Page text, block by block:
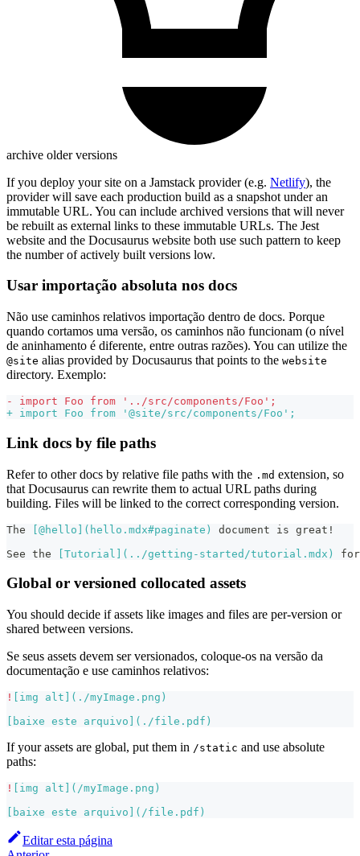
archive older versions
If you deploy your site on a Jamstack provider (e.g. Netlify), the
provider will save each production build as a snapshot under an
immutable URL. You can include archived versions that will never
be rebuilt as external links to these immutable URLs. The Jest
website and the Docusaurus website both use such pattern to keep
the number of actively built versions low.
Usar importação absoluta nos docs
Não use caminhos relativos importação dentro de docs. Porque
quando cortamos uma versão, os caminhos não funcionam (o nível
de aninhamento é diferente, entre outras razões). You can utilize the
@site alias provided by Docusaurus that points to the website
directory. Exemplo:
-
import Foo from '../src/components/Foo';
+ import Foo from '@site/src/components/Foo';
Link docs by file paths
Refer to other docs by relative file paths with the .md extension, so
that Docusaurus can rewrite them to actual URL paths during
building. Files will be linked to the correct corresponding version.
The [@hello ]( hello.mdx#paginate )
document is great!
See the
[Tutorial ]( ../getting-started/tutorial.mdx )
Global or versioned collocated assets
You should decide if assets like images and files are per-version or
shared between versions.
Se seus assets devem ser versionados, coloque-os na versão da
documentação e use caminhos relativos:
! img alt ]( ./myImage.png )
baixe este arquivo ]( ./file.pdf )
If your assets are global, put them in /static and use absolute
paths:
! img alt ]( /myImage.png )
baixe este arquivo ]( /file.pdf )
Editar esta página